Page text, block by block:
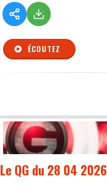
ÉCOUTEZ
Le QG du 28 04 2026